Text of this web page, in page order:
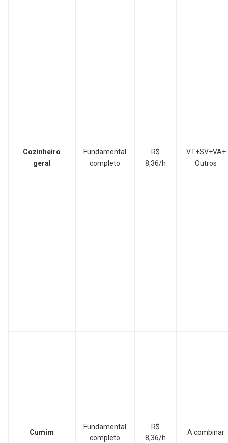
Cozinheiro
geral
Fundamental
completo
R$
8,36/h
VT+SV+VA+
Outros
Cumim
Fundamental
completo
R$
8,36/h
A combinar